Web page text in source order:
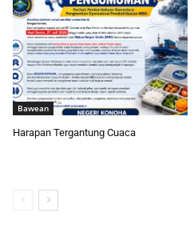
Bawean
Harapan Tergantung Cuaca